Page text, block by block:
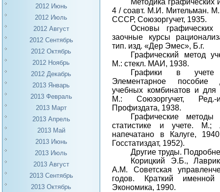
2012 Июнь
2012 Июль
2012 Август
2012 Сентябрь
2012 Октябрь
2012 Ноябрь
2012 Декабрь
2013 Январь
2013 Февраль
2013 Март
2013 Апрель
2013 Май
2013 Июнь
2013 Июль
2013 Август
2013 Сентябрь
2013 Октябрь
4 / соавт. М.И. Мительман.
СССР, Союзоргучет, 1935.
Основы графических
заочные курсы
тип. изд. «Дер Эмес», Б.г.
Графический метод
М.: стекл. МАИ, 1938.
Графики в учете
Элементарное пособие
учебных комбинатов и для
М.: Союз­оргучет,
Профиздата, 1938.
Графические
статистике и учете. М.;
напечатано в Калуге,
Госстатиздат, 1952).
Другие труды.
Корицкий Э.Б.,
А.М. Советская
годов. Краткий
Экономика, 1990.